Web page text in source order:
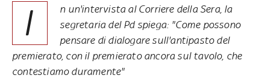
I
n un'intervista al Corriere della Sera, la
segretaria del Pd spiega: "Come possono
pensare di dialogare sull'antipasto del
premierato, con il premierato ancora sul tavolo, che
contestiamo duramente"